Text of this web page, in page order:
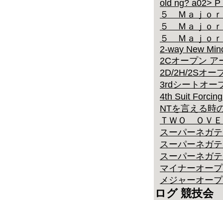
old ng? a02>
５ Ｍａｊｏ
５ Ｍａｊｏ
５ Ｍａｊｏ
2-way New
2Cオープン ア
2D/2H/2Sオー
3rdシートオー
4th Suit
NTを言える時
ＴＷＯ ＯＶ
スーパーネガ
スーパーネガ
スーパーネガ
マイナーオー
メジャーオー
ログ 競技会